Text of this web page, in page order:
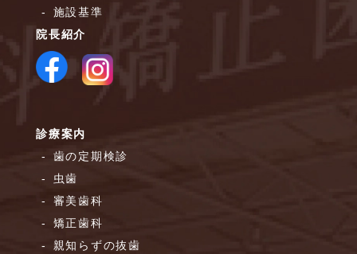
施設基準
院長紹介
診療案内
歯の定期検診
虫歯
審美歯科
矯正歯科
親知らずの抜歯